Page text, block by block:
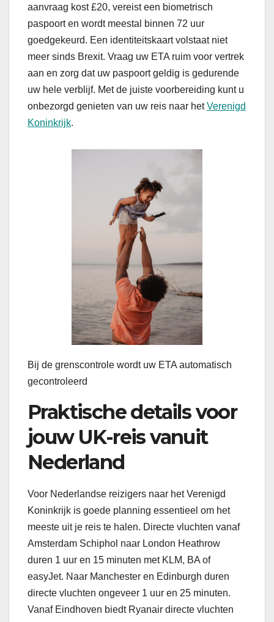
aanvraag kost £20, vereist een biometrisch
paspoort en wordt meestal binnen 72 uur
goedgekeurd. Een identiteitskaart volstaat niet
meer sinds Brexit. Vraag uw ETA ruim voor vertrek
aan en zorg dat uw paspoort geldig is gedurende
uw hele verblijf. Met de juiste voorbereiding kunt u
onbezorgd genieten van uw reis naar hetVerenigd
Koninkrijk.
Bij de grenscontrole wordt uw ETA automatisch
gecontroleerd
Praktische details voor
jouw UK-reis vanuit
Nederland
Voor Nederlandse reizigers naar het Verenigd
Koninkrijk is goede planning essentieel om het
meeste uit je reis te halen. Directe vluchten vanaf
Amsterdam Schiphol naar London Heathrow
duren 1 uur en 15 minuten met KLM, BA of
easyJet. Naar Manchester en Edinburgh duren
directe vluchten ongeveer 1 uur en 25 minuten.
Vanaf Eindhoven biedt Ryanair directe vluchten